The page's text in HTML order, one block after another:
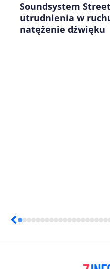
Soundsystem
utrudnienia w
natężenie dźwięku